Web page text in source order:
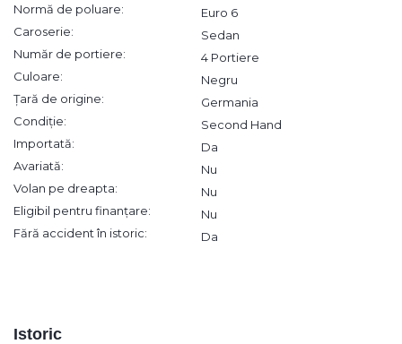
Normă de poluare:
Euro 6
Caroserie:
Sedan
Număr de portiere:
4 Portiere
Culoare:
Negru
Țară de origine:
Germania
Condiție:
Second Hand
Importată:
Da
Avariată:
Nu
Volan pe dreapta:
Nu
Eligibil pentru finanțare:
Nu
Fără accident în istoric:
Da
Istoric